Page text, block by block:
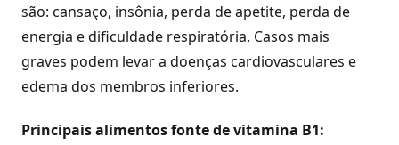
são: cansaço, insônia, perda de apetite, perda de
energia e dificuldade respiratória. Casos mais
graves podem levar a doenças cardiovasculares e
edema dos membros inferiores.
Principais alimentos fonte de vitamina B1: